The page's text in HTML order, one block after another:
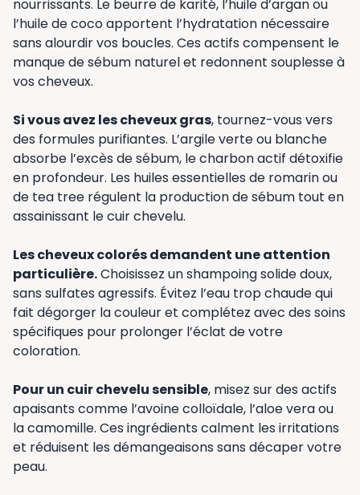
nourrissants. Le beurre de karité, l’huile d’argan ou
l’huile de coco apportent l’hydratation nécessaire
sans alourdir vos boucles. Ces actifs compensent le
manque de sébum naturel et redonnent souplesse à
vos cheveux.
Si vous avez les cheveux gras, tournez-vous vers
des formules purifiantes. L’argile verte ou blanche
absorbe l’excès de sébum, le charbon actif détoxifie
en profondeur. Les huiles essentielles de romarin ou
de tea tree régulent la production de sébum tout en
assainissant le cuir chevelu.
Les cheveux colorés demandent une attention
particulière.Choisissez un shampoing solide doux,
sans sulfates agressifs. Évitez l’eau trop chaude qui
fait dégorger la couleur et complétez avec des soins
spécifiques pour prolonger l’éclat de votre
coloration.
Pour un cuir chevelu sensible, misez sur des actifs
apaisants comme l’avoine colloïdale, l’aloe vera ou
la camomille. Ces ingrédients calment les irritations
et réduisent les démangeaisons sans décaper votre
peau.